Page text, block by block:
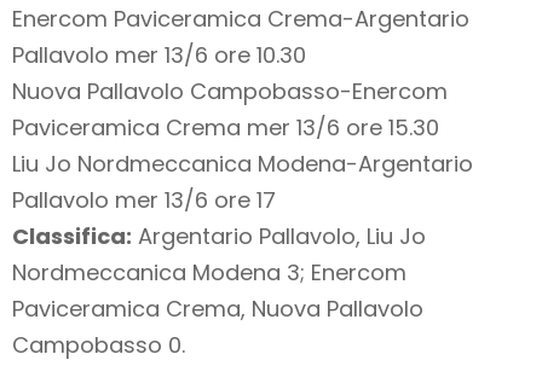
Enercom Paviceramica Crema-Argentario
Pallavolo mer 13/6 ore 10.30
Nuova Pallavolo Campobasso-Enercom
Paviceramica Crema mer 13/6 ore 15.30
Liu Jo Nordmeccanica Modena-Argentario
Pallavolo mer 13/6 ore 17
Classifica: Argentario Pallavolo, Liu Jo
Nordmeccanica Modena 3; Enercom
Paviceramica Crema, Nuova Pallavolo
Campobasso 0.